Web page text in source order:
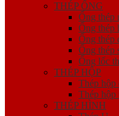
THÉP ỐNG
Ống thép
Ống thép
Ống thép
Ống thép
Ống lốc
THÉP HỘP
Thép hộp
Thép hộp
THÉP HÌNH